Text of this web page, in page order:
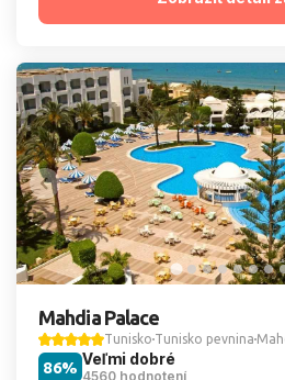
Mahdia Palace
Tunisko Tunisko pevnina
Veľmi dobré
4560 hodnotení
86%